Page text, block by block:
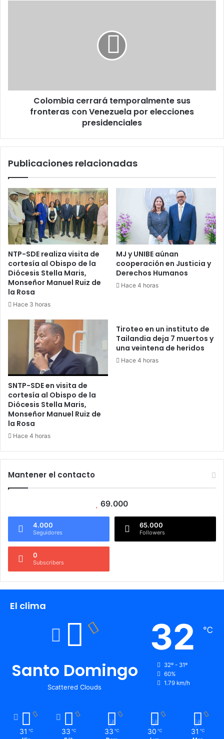
elecciones
presidencialesColombia cerrará temporalmente sus
fronteras con Venezuela por elecciones
presidenciales
Publicaciones relacionadas
NTP-SDE realiza visita de
cortesía al Obispo de la
Diócesis Stella Maris,
Monseñor Manuel Ruiz de
la Rosa
Hace 3 horas
MJ y UNIBE aúnan
cooperación en Justicia y
Derechos Humanos
Hace 4 horas
SNTP-SDE en visita de
cortesía al Obispo de la
Diócesis Stella Maris,
Monseñor Manuel Ruiz de
la Rosa
Hace 4 horas
Tiroteo en un instituto de
Tailandia deja 7 muertos y
una veintena de heridos
Hace 4 horas
Mantener el contacto
69.000
4.000
Seguidores
65.000
Followers
0
Subscribers
El clima
Santo Domingo
Scattered Clouds
32 ℃
32º - 31º
60%
1.79 km/h
31 ℃ 33 ℃ 33 ℃ 30 ℃ 31 ℃